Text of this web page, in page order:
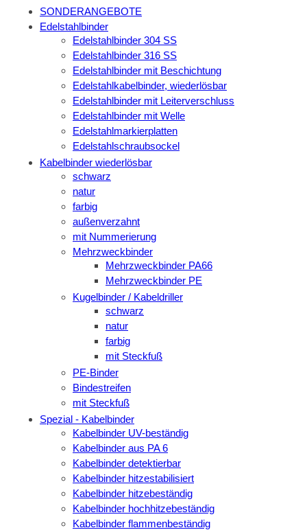
SONDERANGEBOTE
Edelstahlbinder
Edelstahlbinder 304 SS
Edelstahlbinder 316 SS
Edelstahlbinder mit Beschichtung
Edelstahlkabelbinder, wiederlösbar
Edelstahlbinder mit Leiterverschluss
Edelstahlbinder mit Welle
Edelstahlmarkierplatten
Edelstahlschraubsockel
Kabelbinder wiederlösbar
schwarz
natur
farbig
außenverzahnt
mit Nummerierung
Mehrzweckbinder
Mehrzweckbinder PA66
Mehrzweckbinder PE
Kugelbinder / Kabeldriller
schwarz
natur
farbig
mit Steckfuß
PE-Binder
Bindestreifen
mit Steckfuß
Spezial - Kabelbinder
Kabelbinder UV-beständig
Kabelbinder aus PA 6
Kabelbinder detektierbar
Kabelbinder hitzestabilisiert
Kabelbinder hitzebeständig
Kabelbinder hochhitzebeständig
Kabelbinder flammenbeständig